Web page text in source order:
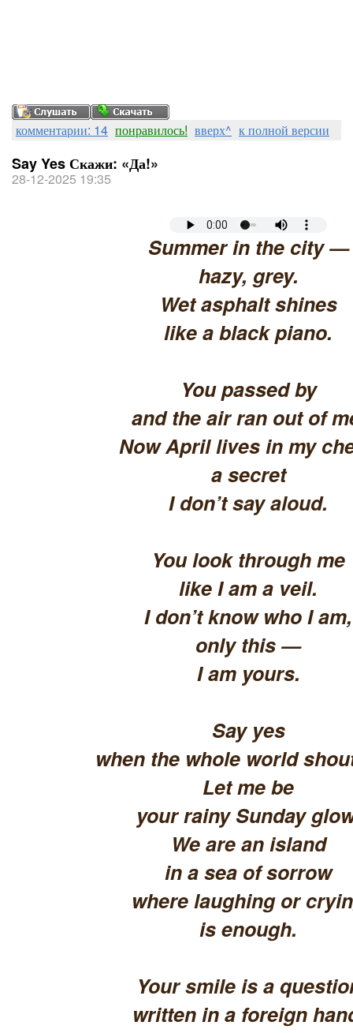
комментарии: 14 понравилось! вверх^ к полной версии
Say Yes Скажи: «Да!»
28-12-2025 19:35
Summer in the city —
hazy, grey.
Wet asphalt shines
like a black piano.
You passed by
and the air ran out of
Now April lives in my
a secret
I don’t say aloud.
You look through me
like I am a veil.
I don’t know who I am,
only this —
I am yours.
Say yes
when the whole world
Let me be
your rainy Sunday
We are an island
in a sea of sorrow
where laughing or
is enough.
Your smile is a
written in a foreign